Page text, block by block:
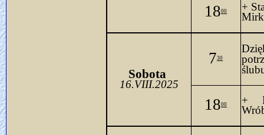
1800
+
Sobota
16.VIII.2025
730
1800
+